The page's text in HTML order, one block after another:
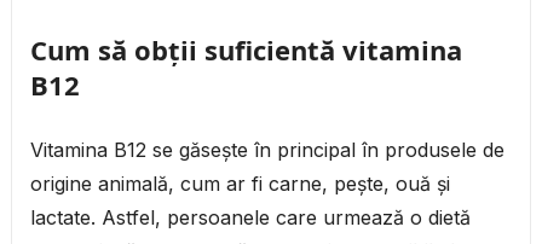
Cum să obții suficientă vitamina
B12
Vitamina B12 se găsește în principal în produsele de
origine animală, cum ar fi carne, pește, ouă și
lactate. Astfel, persoanele care urmează o dietă